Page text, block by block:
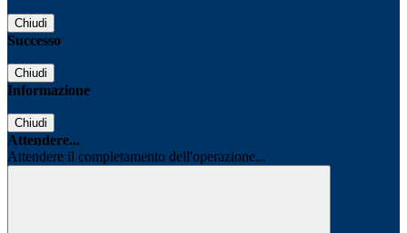
Chiudi
Successo
Chiudi
Informazione
Chiudi
Attendere...
Attendere il completamento dell'operazione...